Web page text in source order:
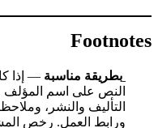
Footnotes
بطريقة مناسبة — إذا
النص على اسم المؤلف
التأليف والنشر،